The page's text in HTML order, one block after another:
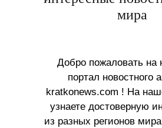
мира
Добро пожаловать на
портал новостного
kratkonews.com ! На
узнаете достоверную
из разных регионов